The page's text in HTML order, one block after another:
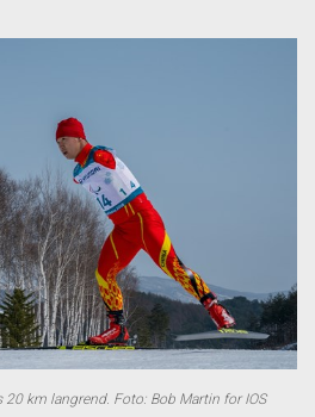
20 km langrend. Foto: Bob Martin for IOS